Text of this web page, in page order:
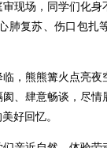
现场，同学们化
肺复苏、伤口包扎
，熊熊篝火点亮
、肆意畅谈，尽
好回忆。